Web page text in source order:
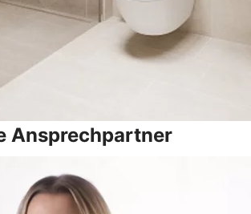
Ansprechpartner